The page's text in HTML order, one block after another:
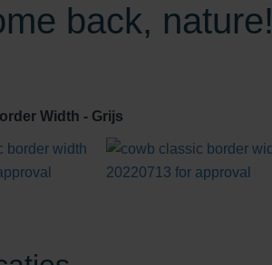
back, nature!
Width - Grijs